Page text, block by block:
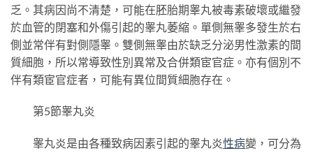
乏。其病因尚不清楚，可能在胚胎期睾丸被毒素破壞或繼發
於血管的閉塞和外傷引起的睾丸萎縮。單側無睾多發生於右
側並常伴有對側隱睾。雙側無睾由於缺乏分泌男性激素的間
質細胞，所以常導致性別異常及合併類宦官症。亦有個別不
伴有類宦官症者，可能有異位間質細胞存在。
第5節睾丸炎
睾丸炎是由各種致病因素引起的睾丸炎性病變，可分為